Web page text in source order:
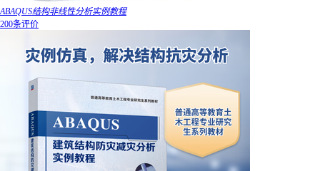
ABAQUS结构非线性分析实例教程
200条评价